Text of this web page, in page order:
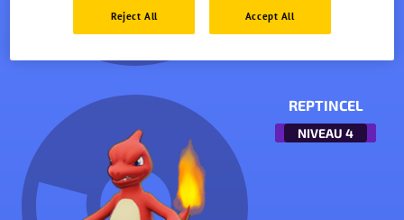
REPTINCEL
NIVEAU4
Reject All Accept All